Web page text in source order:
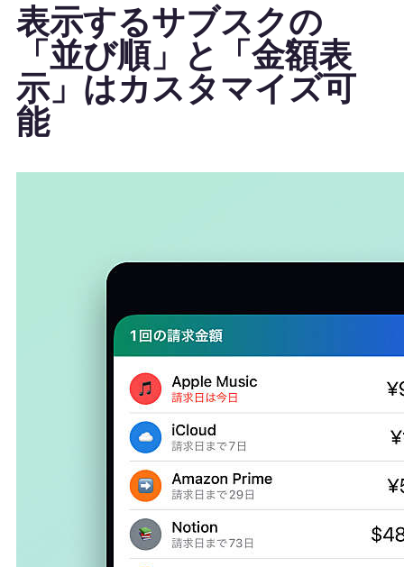
表示するサブスクの
「並び順」と「金額表
示」はカスタマイズ可
能